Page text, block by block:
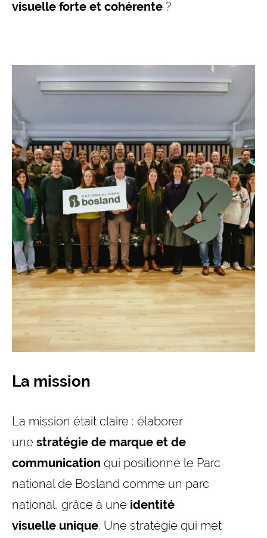
visuelle forte et cohérente ?
La mission
La mission était claire : élaborer
une stratégie de marque et de
communication qui positionne le Parc
national de Bosland comme un parc
national, grâce à une identité
visuelle unique. Une stratégie qui met